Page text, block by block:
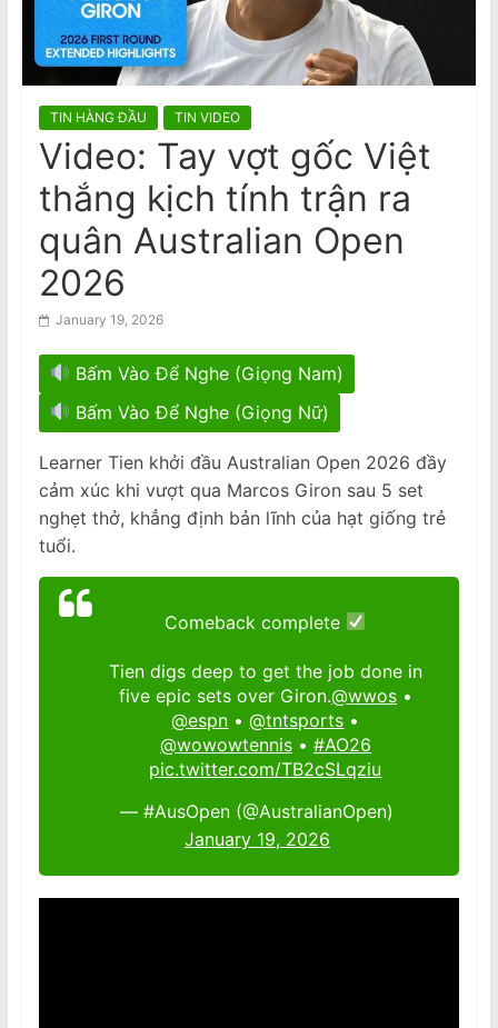
a
m
s
e
N
e
w
s
p
p
e
r
Pauline Hanson sẽ ngăn chặn ‘thợ
nail và tài xế Uber’
TIN HÀNG ĐẦU TIN VIDEO
Video: Tay vợt gốc Việt
thắng kịch tính trận ra
quân Australian Open
2026
January 19, 2026
Bấm Vào Để Nghe (Giọng Nam)
Bấm Vào Để Nghe (Giọng Nữ)
Learner Tien khởi đầu Australian Open 2026 đầy
cảm xúc khi vượt qua Marcos Giron sau 5 set
nghẹt thở, khẳng định bản lĩnh của hạt giống trẻ
tuổi.
Comeback complete
Tien digs deep to get the job done in
five epic sets over Giron.@wwos•
@espn •@tntsports •
@wowowtennis• #AO26
pic.twitter.com/TB2cSLqziu
— #AusOpen (@AustralianOpen)
January 19, 2026